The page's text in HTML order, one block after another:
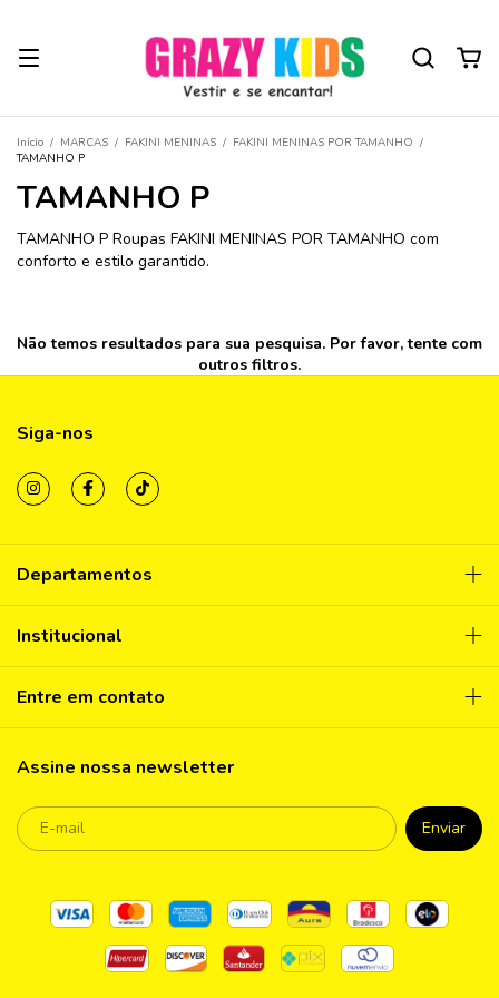
Início / MARCAS / FAKINI MENINAS / FAKINI MENINAS POR TAMANHO /
TAMANHO P
TAMANHO P
TAMANHO P Roupas FAKINI MENINAS POR TAMANHO com
conforto e estilo garantido.
Não temos resultados para sua pesquisa. Por favor, tente com
outros filtros.
Siga-nos
Departamentos
Institucional
Entre em contato
Assine nossa newsletter